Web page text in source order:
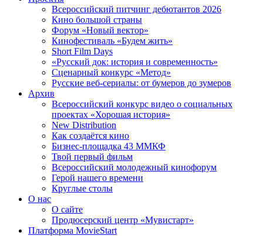
Всероссийский питчинг дебютантов 2026
Кино большой страны
Форум «Новый вектор»
Кинофестиваль «Будем жить»
Short Film Days
«Русский док: история и современность»
Сценарный конкурс «Метод»
Русские веб-сериалы: от бумеров до зумеров
Архив
Всероссийский конкурс видео о социальных
проектах «Хорошая история»
New Distribution
Как создаётся кино
Бизнес-площадка 43 ММКФ
Твой первый фильм
Всероссийский молодежный кинофорум
Герой нашего времени
Круглые столы
О нас
О сайте
Продюсерский центр «Мувистарт»
Платформа MovieStart